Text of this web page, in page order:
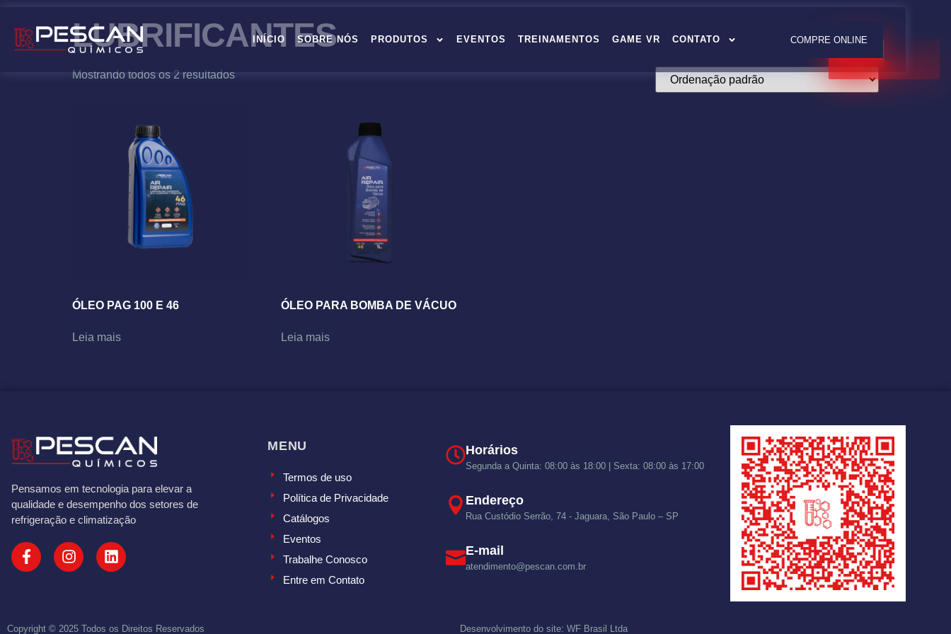
INÍCIO SOBRE NÓS PRODUTOS EVENTOS TREINAMENTOS GAME VR CONTATO COMPRE ONLINE
LUBRIFICANTES
Mostrando todos os 2 resultados
ÓLEO PAG 100 E 46
Leia mais
ÓLEO PARA BOMBA DE VÁCUO
Leia mais
Pensamos em tecnologia para elevar a
qualidade e desempenho dos setores de
refrigeração e climatização
MENU
Termos de uso
Política de Privacidade
Catálogos
Eventos
Trabalhe Conosco
Entre em Contato
Horários
Segunda a Quinta: 08:00 às 18:00 | Sexta: 08:00 às 17:00
Endereço
Rua Custódio Serrão, 74 - Jaguara, São Paulo – SP
E-mail
atendimento@pescan.com.br
Copyright © 2025 Todos os Direitos Reservados Desenvolvimento do site: WF Brasil Ltda